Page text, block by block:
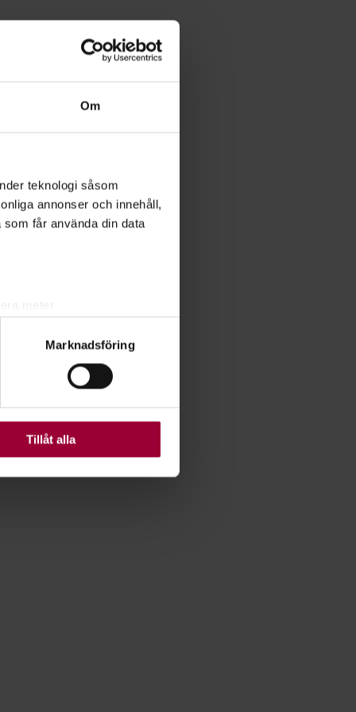
Om
teknologi såsom
annonser och innehåll,
får använda din data
meter
. Du kan ändra
Vissa kakor är
Marknadsföring
Tillåt alla